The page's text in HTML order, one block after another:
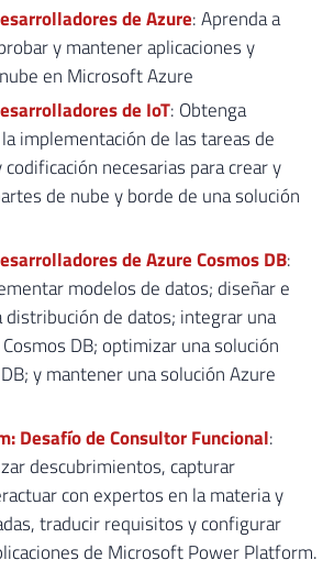
de Azure: Aprenda a
y mantener aplicaciones y
en Microsoft Azure
de IoT: Obtenga
implementación de las tareas de
necesarias para crear y
de nube y borde de una solución
de Azure Cosmos DB:
modelos de datos; diseñar e
de datos; integrar una
DB; optimizar una solución
y mantener una solución Azure
Desafío de Consultor Funcional:
descubrimientos, capturar
con expertos en la materia y
traducir requisitos y configurar
de Microsoft Power Platform.